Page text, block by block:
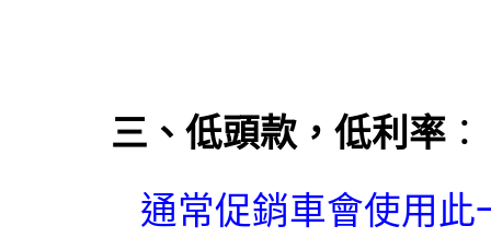
三、低頭款，低利率 ：
通常促銷車會使用